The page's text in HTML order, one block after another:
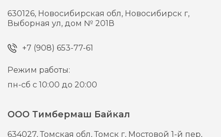
630126, Новосибирская обл, Новосибирск г,
Выборная ул, дом № 201В
+7 (908) 653-77-61
Режим работы:
пн-сб с 10:00 до 20:00
ООО Тимбермаш Байкал
634027,Томская обл, Томск г, Мостовой 1-й пер,